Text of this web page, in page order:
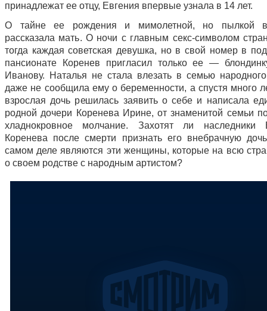
принадлежат ее отцу, Евгения впервые узнала в 14 лет.
О тайне ее рождения и мимолетной, но пылкой
рассказала мать. О ночи с главным секс-символом
тогда каждая советская девушка, но в свой номер в
пансионате Коренев пригласил только ее —
Иванову. Наталья не стала влезать в семью
даже не сообщила ему о беременности, а спустя много
взрослая дочь решилась заявить о себе и написала
родной дочери Коренева Ирине, от знаменитой семьи
хладнокровное молчание. Захотят ли наследники
Коренева после смерти признать его внебрачную
самом деле являются эти женщины, которые на всю
о своем родстве с народным артистом?